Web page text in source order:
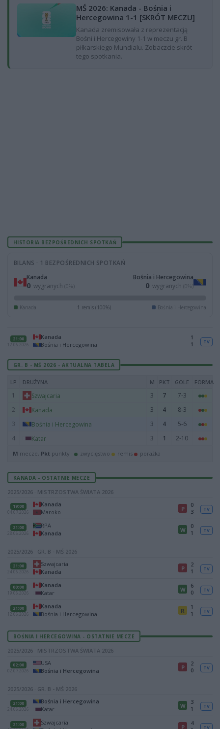
MŚ 2026: Kanada - Bośnia i
Hercegowina 1-1 [SKRÓT MECZU]
Kanada zremisowała z reprezentacją
Bośni i Hercegowiny 1-1 w meczu gr. B
piłkarskiego Mundialu. Zobaczcie skrót
tego spotkania.
HISTORIA BEZPOŚREDNICH SPOTKAŃ
BILANS · 1 BEZPOŚREDNICH SPOTKAŃ
Kanada
0 wygranych (0%)
Bośnia i Hercegowina
0 wygranych (0%)
Kanada 1 remis (100%) Bośnia i Hercegowina
21:00
12.06.2026
Kanada
Bośnia i Hercegowina
1
1
TV
GR. B - MŚ 2026 - AKTUALNA TABELA
LP DRUŻYNA M PKT GOLE FORMA
1 Szwajcaria 3 7
7-3
2
Kanada 3 4
8-3
3
Bośnia i Hercegowina 3 4
5-6
4
Katar 3 1 2-10
M mecze, Pkt punkty · zwycięstwo remis porażka
KANADA - OSTATNIE MECZE
2025/2026 · MISTRZOSTWA ŚWIATA 2026
19:00
04.07.2026
Kanada
Maroko
P
0
3
TV
21:00
28.06.2026
RPA
Kanada
W
0
1
TV
2025/2026 · GR. B - MŚ 2026
21:00
24.06.2026
Szwajcaria
Kanada
P
2
1
TV
00:00
19.06.2026
Kanada
Katar
W
6
0
TV
21:00
12.06.2026
Kanada
Bośnia i Hercegowina
R
1
1
TV
BOŚNIA I HERCEGOWINA - OSTATNIE MECZE
2025/2026 · MISTRZOSTWA ŚWIATA 2026
02:00
02.07.2026
USA
Bośnia i Hercegowina
P
2
0
TV
2025/2026 · GR. B - MŚ 2026
21:00
24.06.2026
Bośnia i Hercegowina
Katar
W
3
1
TV
21:00
Szwajcaria
P
4
TV